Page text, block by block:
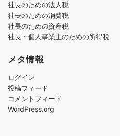
社長のための法人税
社長のための消費税
社長のための資産税
社長・個人事業主のための所得税
メタ情報
ログイン
投稿フィード
コメントフィード
WordPress.org